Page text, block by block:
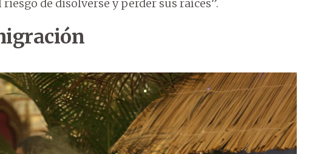
de disolverse y perder sus raíces”.